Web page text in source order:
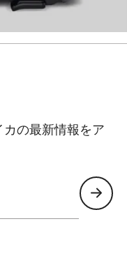
の最新情報をア